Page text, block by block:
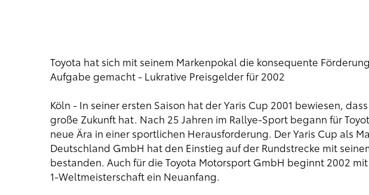
Toyota hat sich mit seinem Markenpokal die konsequente
Aufgabe gemacht - Lukrative Preisgelder für 2002
Köln - In seiner ersten Saison hat der Yaris Cup 2001 bewiesen,
große Zukunft hat. Nach 25 Jahren im Rallye-Sport begann für
neue Ära in einer sportlichen Herausforderung. Der Yaris Cup als
Deutschland GmbH hat den Einstieg auf der Rundstrecke mit
bestanden. Auch für die Toyota Motorsport GmbH beginnt 2002
1-Weltmeisterschaft ein Neuanfang.